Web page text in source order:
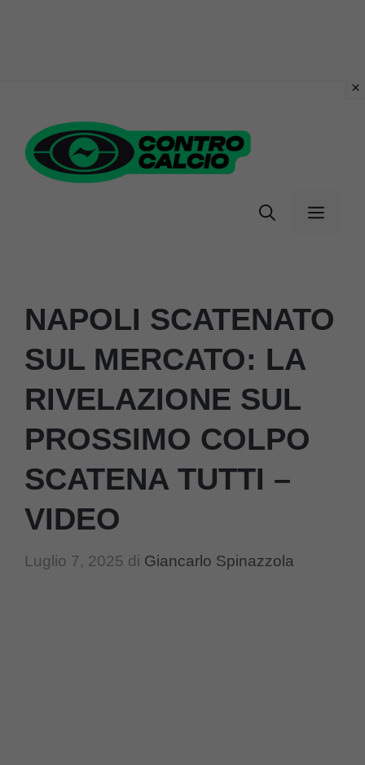
contenuto
Menu
NAPOLI SCATENATO
SUL MERCATO: LA
RIVELAZIONE SUL
PROSSIMO COLPO
SCATENA TUTTI –
VIDEO
Luglio 7, 2025 di Giancarlo Spinazzola